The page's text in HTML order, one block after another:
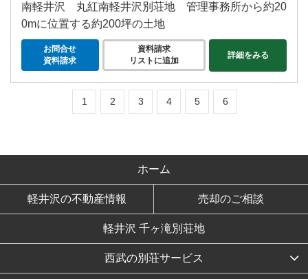
南軽井沢 丸紅南軽井沢別荘地 管理事務所から約20
0mに位置する約200坪の土地
お問合せ
資料請求
資料請求
リストに追加
詳細をみる
1 2 3 4 5 6
ホーム
軽井沢の不動産情報 売却のご相談
軽井沢 千ヶ滝別荘地
西武の別荘サービス